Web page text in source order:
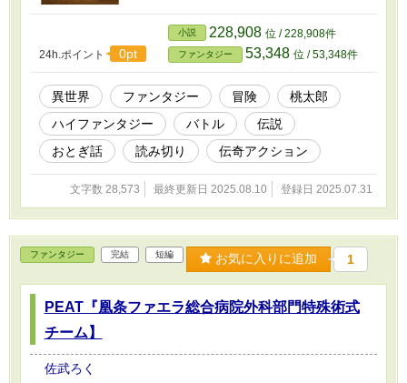
24h.ポイント 0pt
小説 228,908 位 / 228,908件
ファンタジー 53,348 位 / 53,348件
異世界 ファンタジー 冒険
桃太郎
ハイファンタジー
バトル
伝説
おとぎ話
読み切り 伝奇アクション
文字数 28,573 最終更新日 2025.08.10 登録日 2025.07.31
ファンタジー 完結 短編 お気に入りに追加 1
PEAT『凰条ファエラ総合病院外科部門特殊術式
チーム】
佐武ろく